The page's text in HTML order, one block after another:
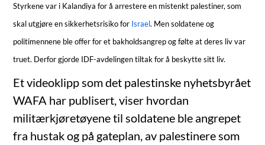
Styrkene var i Kalandiya for å arrestere en mistenkt palestiner, som
skal utgjøre en sikkerhetsrisiko for Israel. Men soldatene og
politimennene ble offer for et bakholdsangrep og følte at deres liv var
truet. Derfor gjorde IDF-avdelingen tiltak for å beskytte sitt liv.
Et videoklipp som det palestinske nyhetsbyrået
WAFA har publisert, viser hvordan
militærkjøretøyene til soldatene ble angrepet
fra hustak og på gateplan, av palestinere som